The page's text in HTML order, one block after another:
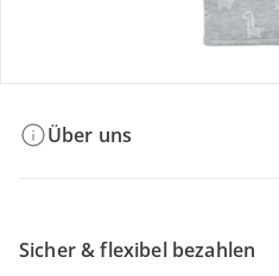
Filialen & Beratung
Über uns
Sicher & flexibel bezahlen